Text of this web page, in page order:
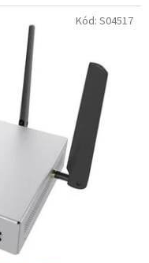
Kód: S04517